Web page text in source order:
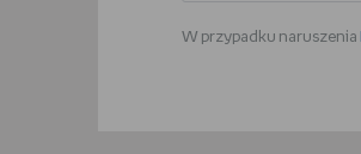
W przypadku naruszenia